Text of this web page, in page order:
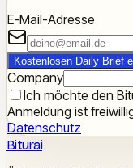
E-Mail-Adresse
Kostenlosen Daily Brief
Company
Ich möchte den
Anmeldung ist
Datenschutz
Biturai